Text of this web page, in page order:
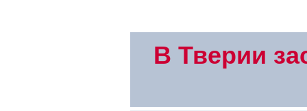
В Тверии